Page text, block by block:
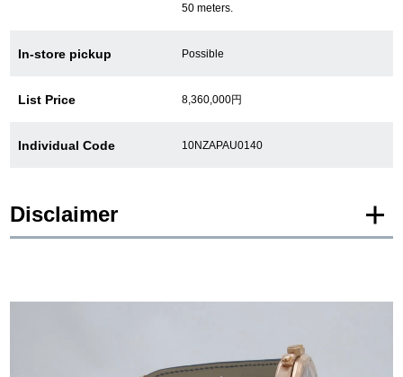
50 meters.
In-store pickup Possible
List Price 8,360,000円
Individual Code 10NZAPAU0140
Disclaimer
manufacturer protective seals.
In addition, Used and antique items are photographed of the actual product.
*The color may differ from the actual product depending on the lighting and